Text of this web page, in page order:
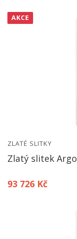
AKCE
ZLATÉ SLITKY
Zlatý slitek
93 726 Kč